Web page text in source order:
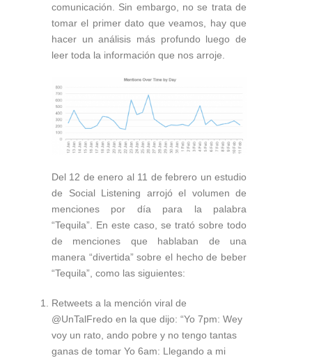
comunicación. Sin embargo, no se trata de
tomar el primer dato que veamos, hay que
hacer un análisis más profundo luego de
leer toda la información que nos arroje.
Del 12 de enero al 11 de febrero un estudio
de Social Listening arrojó el volumen de
menciones por día para la palabra
“Tequila”. En este caso, se trató sobre todo
de menciones que hablaban de una
manera “divertida” sobre el hecho de beber
“Tequila”, como las siguientes:
Retweets a la mención viral de
@UnTalFredo en la que dijo: “Yo 7pm: Wey
voy un rato, ando pobre y no tengo tantas
ganas de tomar Yo 6am: Llegando a mi